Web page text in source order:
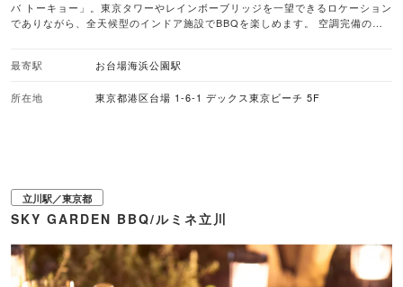
バ トーキョー」。東京タワーやレインボーブリッジを一望できるロケーション
でありながら、全天候型のインドア施設でBBQを楽しめます。 空調完備の屋
りません。店内は広々としており、夜景が見えるカウンター席も用意されてい
鮮付きのプランまで豊富。2日前までの予約でアニバーサリープレートも対応
最寄駅 お台場海浜公園駅
所在地 東京都港区台場 1-6-1 デックス東京ビーチ 5F
立川駅／東京都
SKY GARDEN BBQ/ルミネ立川